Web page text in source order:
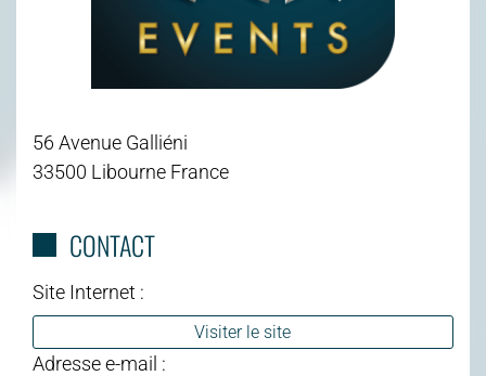
56 Avenue Galliéni
33500 Libourne France
CONTACT
Site Internet :
Visiter le site
Adresse e-mail :